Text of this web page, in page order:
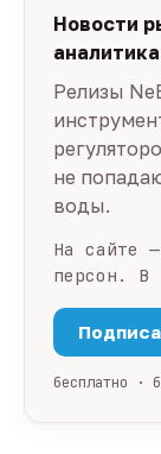
Новости
аналитика
Релизы
не
воды.
На сайте —
персон. В
бесплатно ·